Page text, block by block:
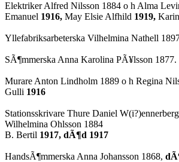
Elektriker Alfred Nilsson 1884 o h Alma
Emanuel 1916, May Elsie Alfhild 1919,
Yllefabriksarbeterska Vilhelmina Nathell
SÃ¶mmerska Anna Karolina PÃ¥lsson
Murare Anton Lindholm 1889 o h Regina
Gulli 1916
Stationsskrivare Thure Daniel W(i?)ennerberg
Wilhelmina Ohlsson 1884
B. Bertil 1917, dÃ¶d 1917
HandsÃ¶mmerska Anna Johansson 1868,